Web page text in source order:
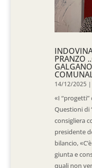
PRANZO
14/12/2025 |
«I “progetti”
Questioni di
consigliera
presidente
bilancio,
giunta e
quali non